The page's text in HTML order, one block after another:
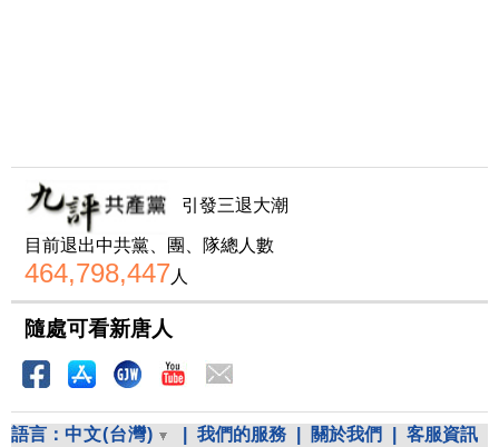
引發三退大潮
目前退出中共黨、團、隊總人數
464,798,447人
隨處可看新唐人
語言： 中文(台灣) 我們的服務 關於我們
客服資訊